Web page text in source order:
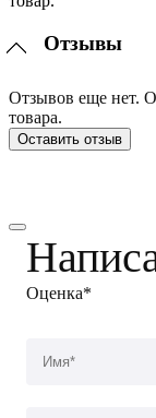
Отзывы
Отзывов еще нет.
товара.
Оставить отзыв
Оценка*